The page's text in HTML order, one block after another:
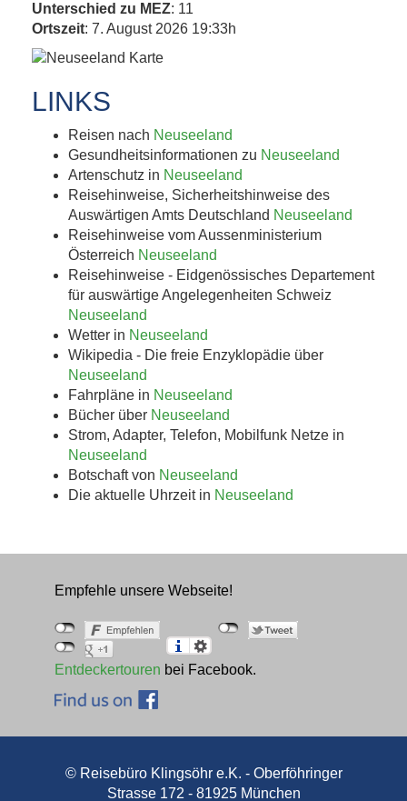
Unterschied zu MEZ: 11
Ortszeit: 7. August 2026 19:33h
LINKS
Reisen nach Neuseeland
Gesundheitsinformationen zu Neuseeland
Artenschutz in Neuseeland
Reisehinweise, Sicherheitshinweise des
Auswärtigen Amts Deutschland Neuseeland
Reisehinweise vom Aussenministerium
Österreich Neuseeland
Reisehinweise - Eidgenössisches Departement
für auswärtige Angelegenheiten Schweiz
Neuseeland
Wetter in Neuseeland
Wikipedia - Die freie Enzyklopädie über
Neuseeland
Fahrpläne in Neuseeland
Bücher über Neuseeland
Strom, Adapter, Telefon, Mobilfunk Netze in
Neuseeland
Botschaft von Neuseeland
Die aktuelle Uhrzeit in Neuseeland
Empfehle unsere Webseite!
Entdeckertouren bei Facebook.
© Reisebüro Klingsöhr e.K. - Oberföhringer
Strasse 172 - 81925 München